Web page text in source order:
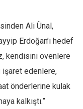
Ali Ünal,
Erdoğan’ı hedef
kendisini övenlere
edenlere,
önderlerine kulak
kalkıştı.”